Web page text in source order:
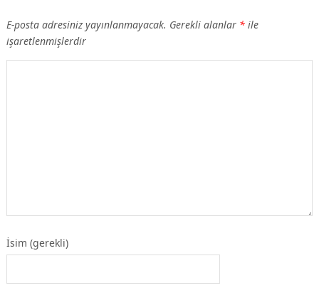
E-posta adresiniz yayınlanmayacak. Gerekli alanlar *ile
işaretlenmişlerdir
İsim (gerekli)